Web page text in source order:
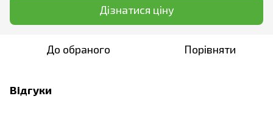
Дізнатися ціну
До обраного Порівняти
Відгуки